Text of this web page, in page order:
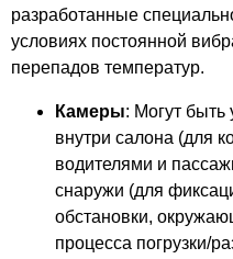
разработанные
условиях постоянной
перепадов температур.
Камеры: Могут быть
внутри салона (для
водителями и
снаружи (для
обстановки,
процесса погрузки/